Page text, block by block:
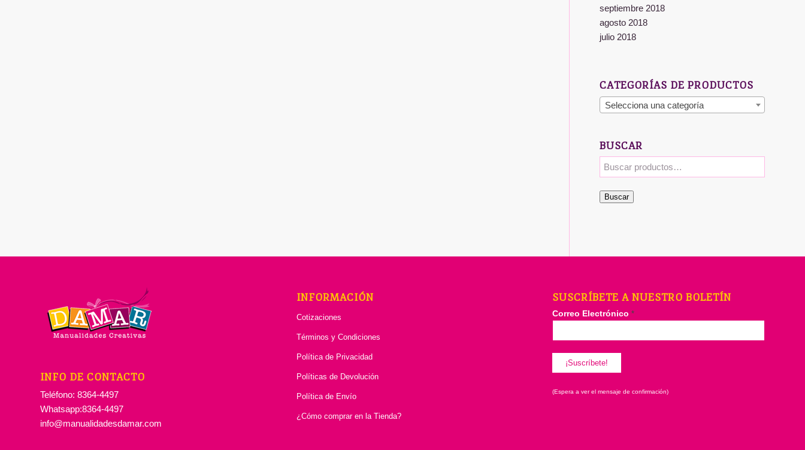
septiembre 2018
agosto 2018
julio 2018
CATEGORÍAS DE PRODUCTOS
Selecciona una categoría
BUSCAR
Buscar
INFO DE CONTACTO
Teléfono: 8364-4497
Whatsapp:8364-4497
info@manualidadesdamar.com
INFORMACIÓN
Cotizaciones
Términos y Condiciones
Política de Privacidad
Políticas de Devolución
Política de Envío
¿Cómo comprar en la Tienda?
SUSCRÍBETE A NUESTRO BOLETÍN
Correo Electrónico*
(Espera a ver el mensaje de confirmación)